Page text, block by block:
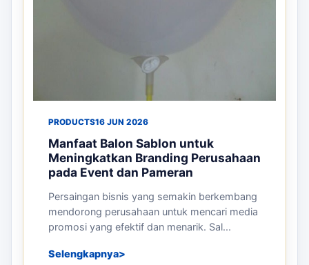
PRODUCTS16 JUN 2026
Manfaat Balon Sablon untuk
Meningkatkan Branding Perusahaan
pada Event dan Pameran
Persaingan bisnis yang semakin berkembang
mendorong perusahaan untuk mencari media
promosi yang efektif dan menarik. Sal...
Selengkapnya